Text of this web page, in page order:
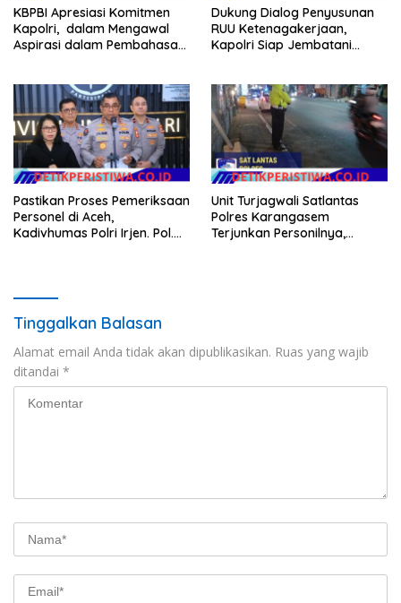
KBPBI Apresiasi Komitmen
Kapolri, dalam Mengawal
Aspirasi dalam Pembahasan
Dukung Dialog Penyusunan
RUU Ketenagakerjaan,
Kapolri Siap Jembatani
Pastikan Proses Pemeriksaan
Personel di Aceh,
Kadivhumas Polri Irjen. Pol.
Unit Turjagwali Satlantas
Polres Karangasem
Terjunkan Personilnya,
Tinggalkan Balasan
Alamat email Anda tidak akan dipublikasikan. Ruas yang wajib
ditandai *